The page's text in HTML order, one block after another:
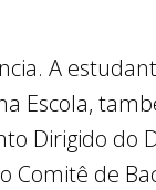
A
Escola,
Dirigido do
Comitê de